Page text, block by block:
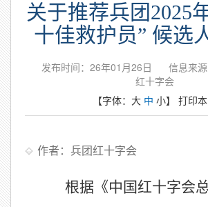
关于推荐兵团2025
十佳救护员” 候选
发布时间：26年01月26日 信息来源
红十字会
【字体： 大 中 小】 打印
作者：兵团红十字会
根据《中国红十字会